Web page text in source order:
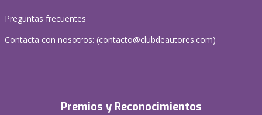
Preguntas frecuentes
Contacta con nosotros: (contacto@clubdeautores.com)
Premios y Reconocimientos